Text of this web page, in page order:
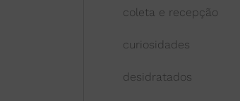
coleta e recepção
curiosidades
desidratados